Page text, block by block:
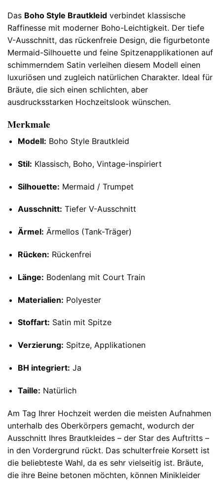
Das Boho Style Brautkleid verbindet klassische
Raffinesse mit moderner Boho-Leichtigkeit. Der tiefe
V-Ausschnitt, das rückenfreie Design, die figurbetonte
Mermaid-Silhouette und feine Spitzenapplikationen auf
schimmerndem Satin verleihen diesem Modell einen
luxuriösen und zugleich natürlichen Charakter. Ideal für
Bräute, die sich einen schlichten, aber
ausdrucksstarken Hochzeitslook wünschen.
Merkmale
Modell: Boho Style Brautkleid
Stil: Klassisch, Boho, Vintage-inspiriert
Silhouette: Mermaid / Trumpet
Ausschnitt: Tiefer V-Ausschnitt
Ärmel: Ärmellos (Tank-Träger)
Rücken: Rückenfrei
Länge: Bodenlang mit Court Train
Materialien: Polyester
Stoffart: Satin mit Spitze
Verzierung: Spitze, Applikationen
BH integriert: Ja
Taille: Natürlich
Am Tag Ihrer Hochzeit werden die meisten Aufnahmen
unterhalb des Oberkörpers gemacht, wodurch der
Ausschnitt Ihres Brautkleides – der Star des Auftritts –
in den Vordergrund rückt. Das schulterfreie Korsett ist
die beliebteste Wahl, da es sehr vielseitig ist. Bräute,
die ihre Beine betonen möchten, können Minikleider